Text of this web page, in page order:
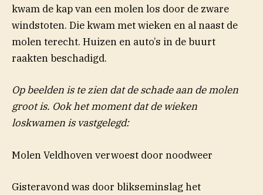
kwam de kap van een molen los door de zware
windstoten. Die kwam met wieken en al naast de
molen terecht. Huizen en auto’s in de buurt
raakten beschadigd.
Op beelden is te zien dat de schade aan de molen
groot is. Ook het moment dat de wieken
loskwamen is vastgelegd:
Molen Veldhoven verwoest door noodweer
Gisteravond was door blikseminslag het